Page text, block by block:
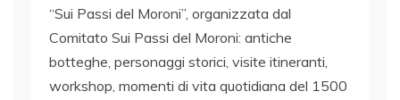
“Sui Passi del Moroni”, organizzata dal
Comitato Sui Passi del Moroni: antiche
botteghe, personaggi storici, visite itineranti,
workshop, momenti di vita quotidiana del 1500